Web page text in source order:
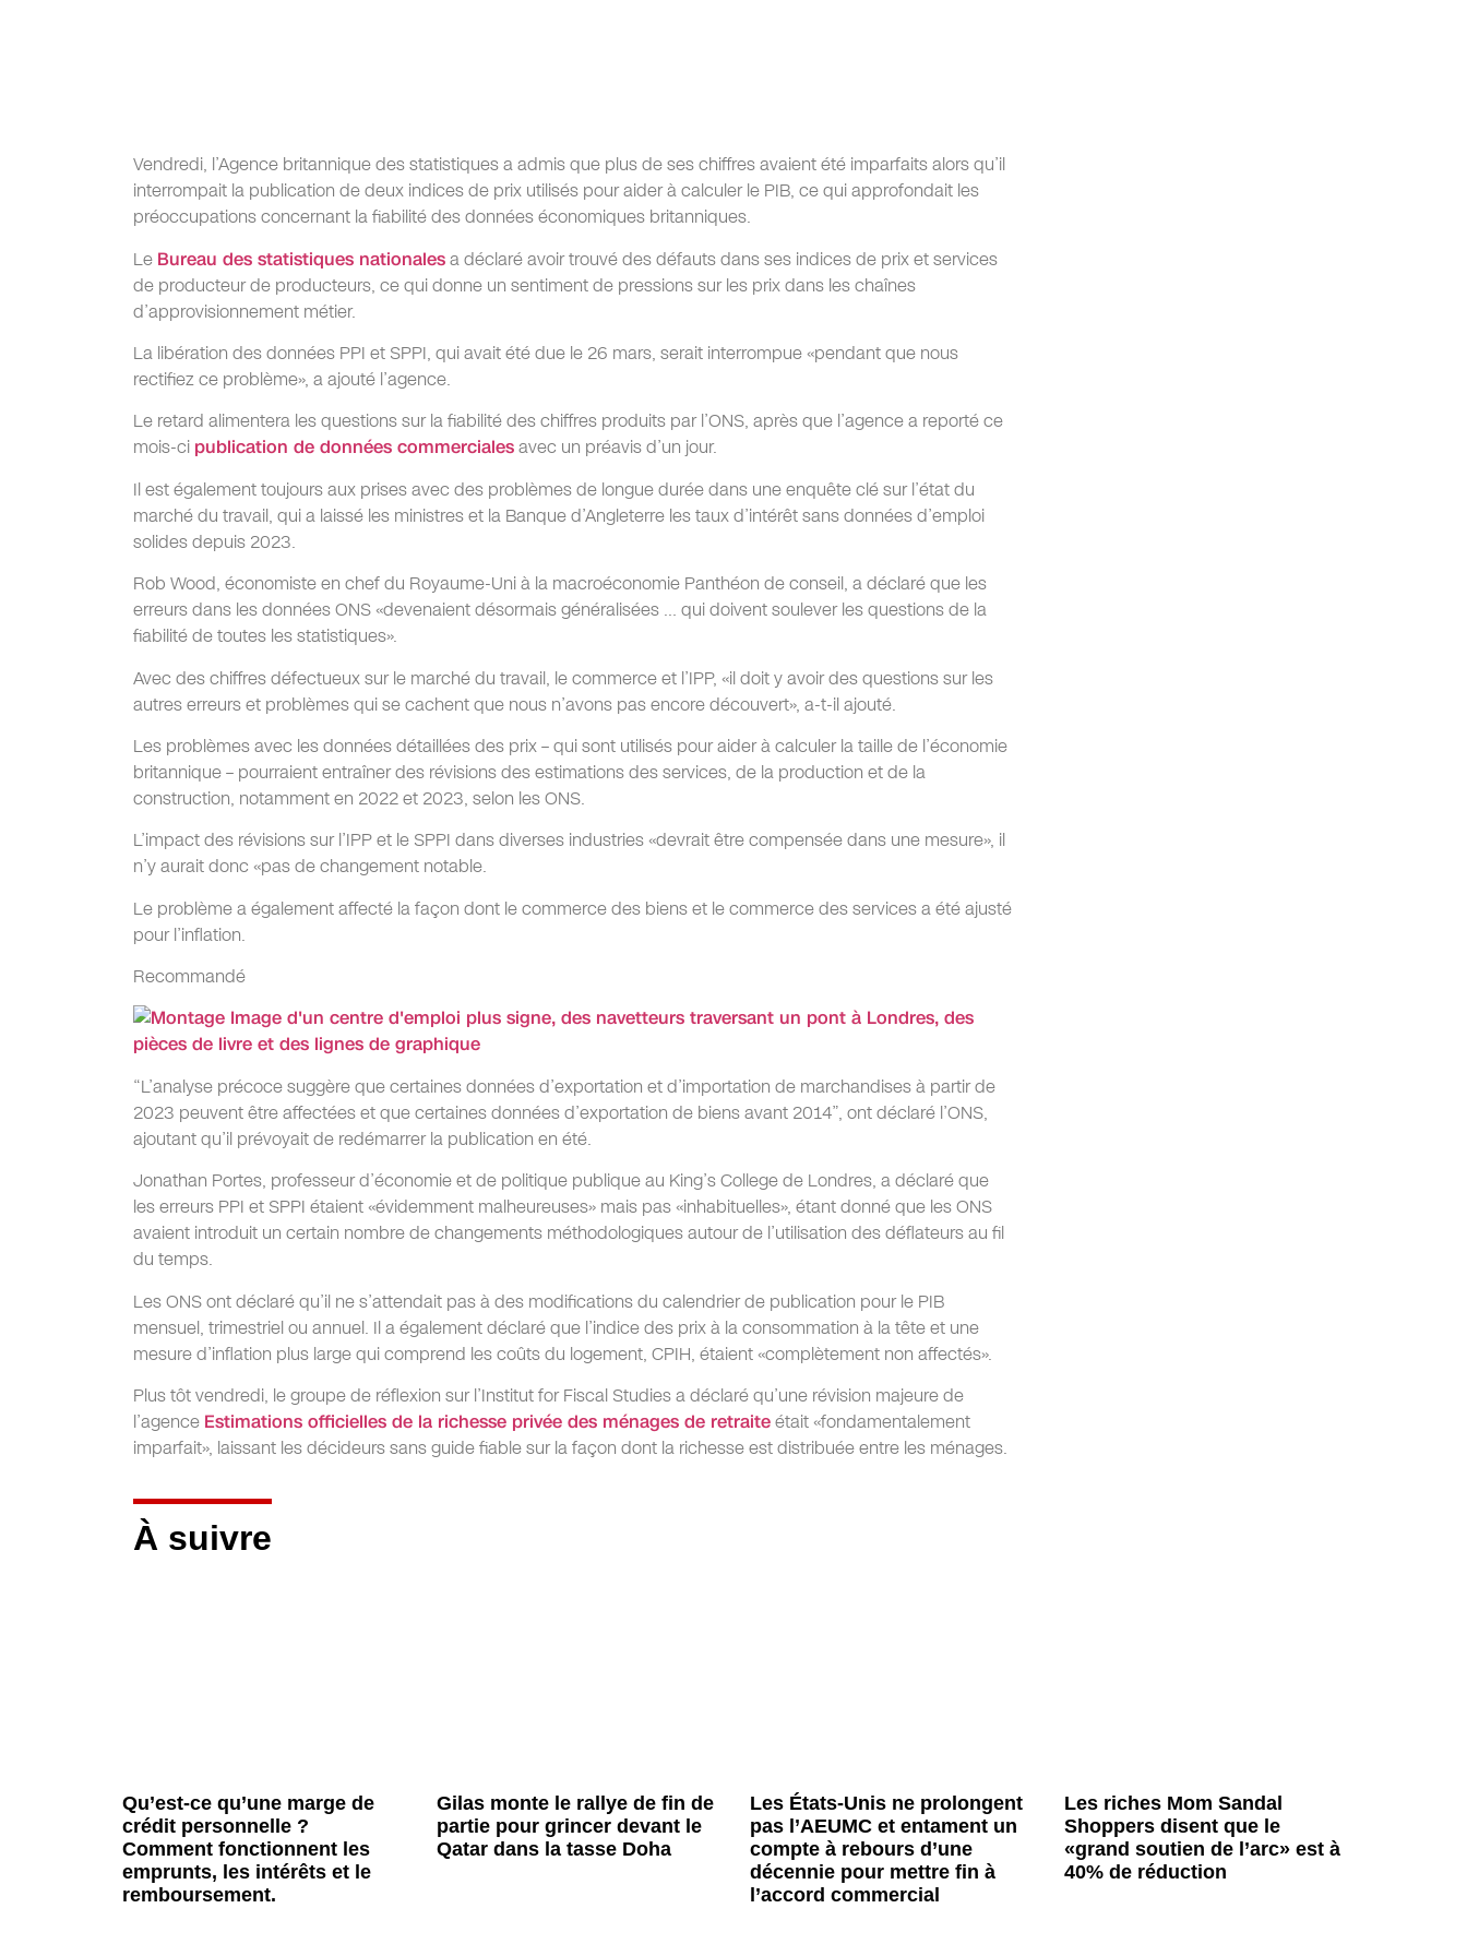
Vendredi, l’Agence britannique des statistiques a admis que plus de ses chiffres avaient été imparfaits alors qu’il
interrompait la publication de deux indices de prix utilisés pour aider à calculer le PIB, ce qui approfondait les
préoccupations concernant la fiabilité des données économiques britanniques.
Le Bureau des statistiques nationalesa déclaré avoir trouvé des défauts dans ses indices de prix et services
de producteur de producteurs, ce qui donne un sentiment de pressions sur les prix dans les chaînes
d’approvisionnement métier.
La libération des données PPI et SPPI, qui avait été due le 26 mars, serait interrompue «pendant que nous
rectifiez ce problème», a ajouté l’agence.
Le retard alimentera les questions sur la fiabilité des chiffres produits par l’ONS, après que l’agence a reporté ce
mois-ci publication de données commercialesavec un préavis d’un jour.
Il est également toujours aux prises avec des problèmes de longue durée dans une enquête clé sur l’état du
marché du travail, qui a laissé les ministres et la Banque d’Angleterre les taux d’intérêt sans données d’emploi
solides depuis 2023.
Rob Wood, économiste en chef du Royaume-Uni à la macroéconomie Panthéon de conseil, a déclaré que les
erreurs dans les données ONS «devenaient désormais généralisées … qui doivent soulever les questions de la
fiabilité de toutes les statistiques».
Avec des chiffres défectueux sur le marché du travail, le commerce et l’IPP, «il doit y avoir des questions sur les
autres erreurs et problèmes qui se cachent que nous n’avons pas encore découvert», a-t-il ajouté.
Les problèmes avec les données détaillées des prix – qui sont utilisés pour aider à calculer la taille de l’économie
britannique – pourraient entraîner des révisions des estimations des services, de la production et de la
construction, notamment en 2022 et 2023, selon les ONS.
L’impact des révisions sur l’IPP et le SPPI dans diverses industries «devrait être compensée dans une mesure», il
n’y aurait donc «pas de changement notable.
Le problème a également affecté la façon dont le commerce des biens et le commerce des services a été ajusté
pour l’inflation.
Recommandé
“L’analyse précoce suggère que certaines données d’exportation et d’importation de marchandises à partir de
2023 peuvent être affectées et que certaines données d’exportation de biens avant 2014”, ont déclaré l’ONS,
ajoutant qu’il prévoyait de redémarrer la publication en été.
Jonathan Portes, professeur d’économie et de politique publique au King’s College de Londres, a déclaré que
les erreurs PPI et SPPI étaient «évidemment malheureuses» mais pas «inhabituelles», étant donné que les ONS
avaient introduit un certain nombre de changements méthodologiques autour de l’utilisation des déflateurs au fil
du temps.
Les ONS ont déclaré qu’il ne s’attendait pas à des modifications du calendrier de publication pour le PIB
mensuel, trimestriel ou annuel. Il a également déclaré que l’indice des prix à la consommation à la tête et une
mesure d’inflation plus large qui comprend les coûts du logement, CPIH, étaient «complètement non affectés».
Plus tôt vendredi, le groupe de réflexion sur l’Institut for Fiscal Studies a déclaré qu’une révision majeure de
l’agence Estimations officielles de la richesse privée des ménages de retraiteétait «fondamentalement
imparfait», laissant les décideurs sans guide fiable sur la façon dont la richesse est distribuée entre les ménages.
À suivre
Qu’est-ce qu’une marge de
crédit personnelle ?
Comment fonctionnent les
emprunts, les intérêts et le
remboursement.
Gilas monte le rallye de fin de
partie pour grincer devant le
Qatar dans la tasse Doha
Les États-Unis ne prolongent
pas l’AEUMC et entament un
compte à rebours d’une
décennie pour mettre fin à
l’accord commercial
Les riches Mom Sandal
Shoppers disent que le
«grand soutien de l’arc» est à
40% de réduction